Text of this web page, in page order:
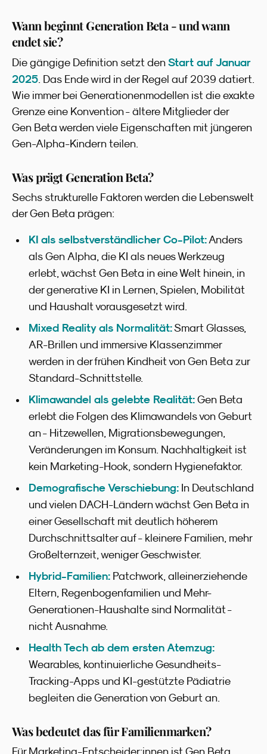
Wann beginnt Generation Beta - und wann
endet sie?
Die gängige Definition setzt den Start auf Januar
2025. Das Ende wird in der Regel auf 2039 datiert.
Wie immer bei Generationenmodellen ist die exakte
Grenze eine Konvention - ältere Mitglieder der
Gen Beta werden viele Eigenschaften mit jüngeren
Gen-Alpha-Kindern teilen.
Was prägt Generation Beta?
Sechs strukturelle Faktoren werden die Lebenswelt
der Gen Beta prägen:
KI als selbstverständlicher Co-Pilot:Anders
als Gen Alpha, die KI als neues Werkzeug
erlebt, wächst Gen Beta in eine Welt hinein, in
der generative KI in Lernen, Spielen, Mobilität
und Haushalt vorausgesetzt wird.
Mixed Reality als Normalität:Smart Glasses,
AR-Brillen und immersive Klassenzimmer
werden in der frühen Kindheit von Gen Beta zur
Standard-Schnittstelle.
Klimawandel als gelebte Realität: Gen Beta
erlebt die Folgen des Klimawandels von Geburt
an - Hitzewellen, Migrationsbewegungen,
Veränderungen im Konsum. Nachhaltigkeit ist
kein Marketing-Hook, sondern Hygienefaktor.
Demografische Verschiebung: In Deutschland
und vielen DACH-Ländern wächst Gen Beta in
einer Gesellschaft mit deutlich höherem
Durchschnittsalter auf - kleinere Familien, mehr
Großelternzeit, weniger Geschwister.
Hybrid-Familien: Patchwork, alleinerziehende
Eltern, Regenbogenfamilien und Mehr-
Generationen-Haushalte sind Normalität -
nicht Ausnahme.
Health Tech ab dem ersten Atemzug:
Wearables, kontinuierliche Gesundheits-
Tracking-Apps und KI-gestützte Pädiatrie
begleiten die Generation von Geburt an.
Was bedeutet das für Familienmarken?
Für Marketing-Entscheider:innen ist Gen Beta